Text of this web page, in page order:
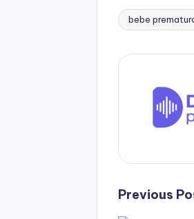
Tags:
bebe
Post
Previous